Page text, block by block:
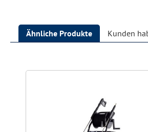
Ähnliche Produkte Kunden